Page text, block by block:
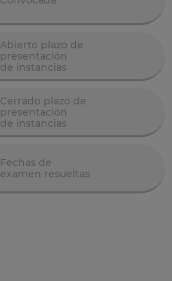
Abierto plazo de
presentación
de instancias
Cerrado plazo de
presentación
de instancias
Fechas de
examen resueltas